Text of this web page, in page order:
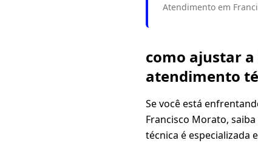
Atendimento em
como ajustar
atendimento
Se você está
Francisco Morato,
técnica é especializada